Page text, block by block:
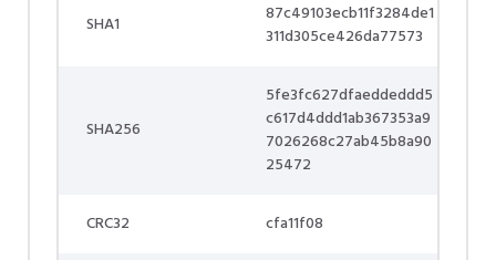
SHA1
87c49103ecb11f3284de1
311d305ce426da77573
SHA256
5fe3fc627dfaeddeddd5
c617d4ddd1ab367353a9
7026268c27ab45b8a90
25472
CRC32 cfa11f08